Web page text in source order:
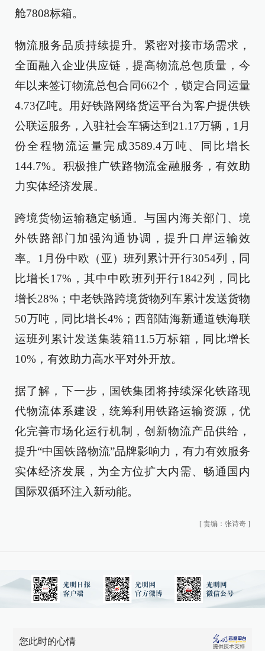
舱7808标箱。
物流服务品质持续提升。紧密对接市场需求，
全面融入企业供应链，提高物流总包质量，今
年以来签订物流总包合同662个，锁定合同运量
4.73亿吨。用好铁路网络货运平台为客户提供铁
公联运服务，入驻社会车辆达到21.17万辆，1月
份全程物流运量完成3589.4万吨、同比增长
144.7%。积极推广铁路物流金融服务，有效助
力实体经济发展。
跨境货物运输稳定畅通。与国内海关部门、境
外铁路部门加强沟通协调，提升口岸运输效
率。1月份中欧（亚）班列累计开行3054列，同
比增长17%，其中中欧班列开行1842列，同比
增长28%；中老铁路跨境货物列车累计发送货物
50万吨，同比增长4%；西部陆海新通道铁海联
运班列累计发送集装箱11.5万标箱，同比增长
10%，有效助力高水平对外开放。
据了解，下一步，国铁集团将持续深化铁路现
代物流体系建设，统筹利用铁路运输资源，优
化完善市场化运行机制，创新物流产品供给，
提升“中国铁路物流”品牌影响力，有力有效服务
实体经济发展，为全方位扩大内需、畅通国内
国际双循环注入新动能。
[ 责编：张诗奇 ]
您此时的心情